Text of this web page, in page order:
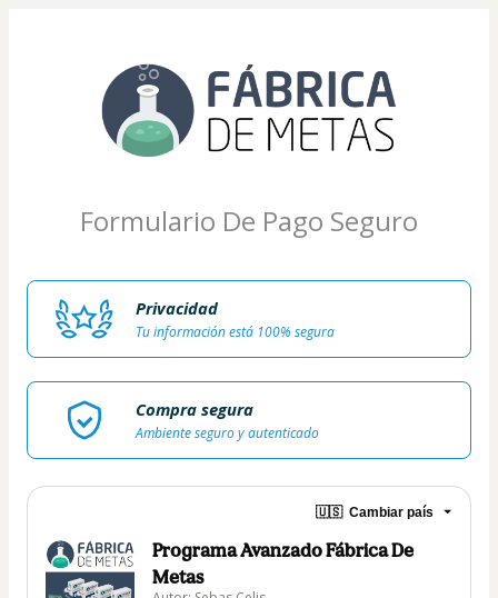
Formulario De Pago Seguro
Privacidad
Tu información está 100% segura
Compra segura
Ambiente seguro y autenticado
🇺🇸 Cambiar país
Programa Avanzado Fábrica De
Metas